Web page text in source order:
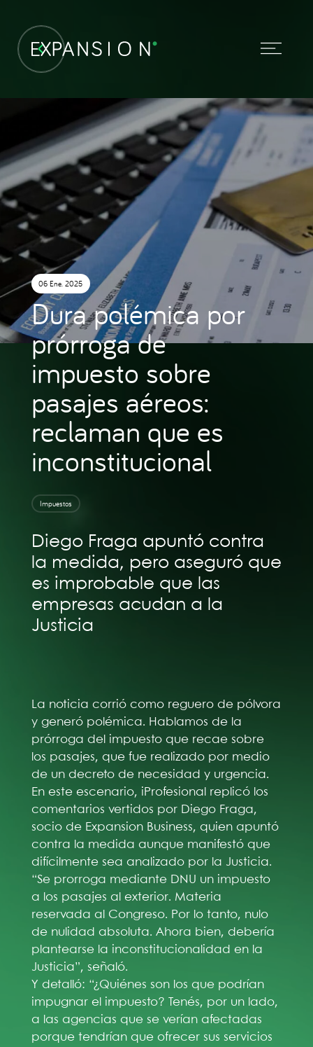
06 Ene. 2025
Dura polémica por
prórroga de
impuesto sobre
pasajes aéreos:
reclaman que es
inconstitucional
Impuestos
Diego Fraga apuntó contra
la medida, pero aseguró que
es improbable que las
empresas acudan a la
Justicia
La noticia corrió como reguero de pólvora
y generó polémica. Hablamos de la
prórroga del impuesto que recae sobre
los pasajes, que fue realizado por medio
de un decreto de necesidad y urgencia.
En este escenario, iProfesional replicó los
comentarios vertidos por Diego Fraga,
socio de Expansion Business, quien apuntó
contra la medida aunque manifestó que
difícilmente sea analizado por la Justicia.
“Se prorroga mediante DNU un impuesto
a los pasajes al exterior. Materia
reservada al Congreso. Por lo tanto, nulo
de nulidad absoluta. Ahora bien, debería
plantearse la inconstitucionalidad en la
Justicia”, señaló.
Y detalló: “¿Quiénes son los que podrían
impugnar el impuesto? Tenés, por un lado,
a las agencias que se verían afectadas
porque tendrían que ofrecer sus servicios